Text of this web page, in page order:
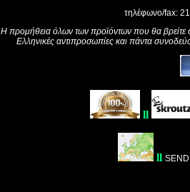
τηλέφωνο/fax:
Η προμήθεια όλων των προϊόντων που θα βρείτε
Ελληνικές αντιπροσωπίες και πάντα
ll
ll